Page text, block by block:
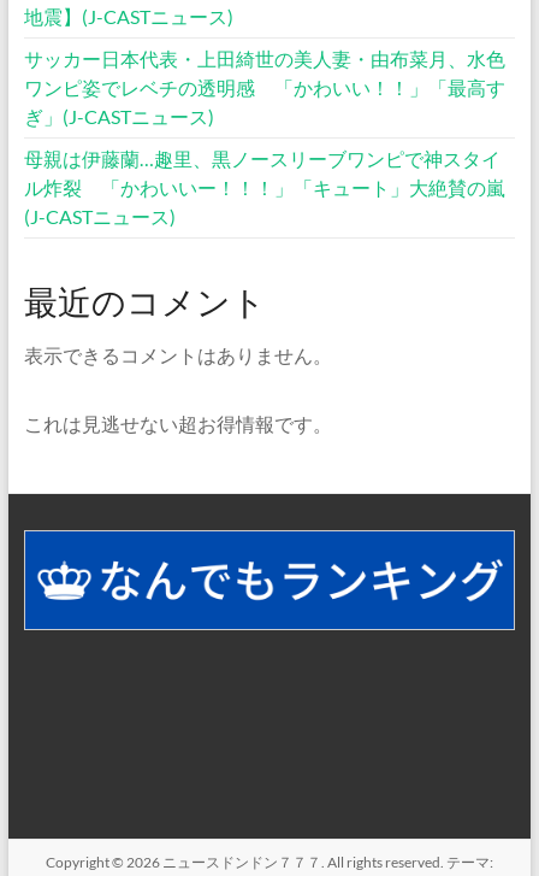
地震】(J-CASTニュース)
サッカー日本代表・上田綺世の美人妻・由布菜月、水色
ワンピ姿でレベチの透明感 「かわいい！！」「最高す
ぎ」(J-CASTニュース)
母親は伊藤蘭…趣里、黒ノースリーブワンピで神スタイ
ル炸裂 「かわいいー！！！」「キュート」大絶賛の嵐
(J-CASTニュース)
最近のコメント
表示できるコメントはありません。
これは見逃せない超お得情報です。
Copyright © 2026 ニュースドンドン７７７ . All rights reserved. テーマ: